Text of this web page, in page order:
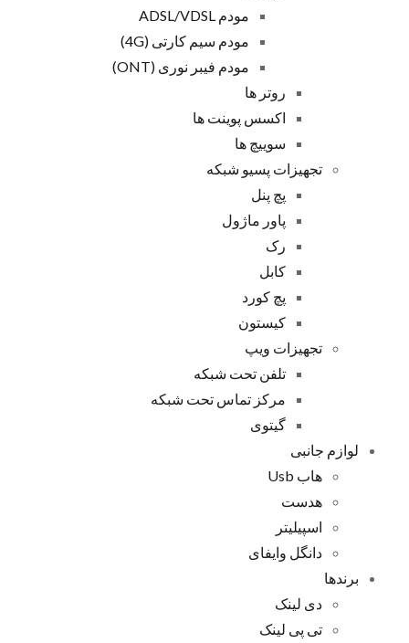
مودم ADSL/VDSL
مودم سیم کارتی (4G)
مودم فیبر نوری (ONT)
روتر ها
اکسس پوینت ها
سوییچ ها
تجهیزات پسیو شبکه
پچ پنل
پاور ماژول
رک
کابل
پچ کورد
کیستون
تجهیزات ویپ
تلفن تحت شبکه
مرکز تماس تحت شبکه
گیتوی
لوازم جانبی
هاب Usb
هدست
اسپیلیتر
دانگل وایفای
برندها
دی لینک
تی پی لینک